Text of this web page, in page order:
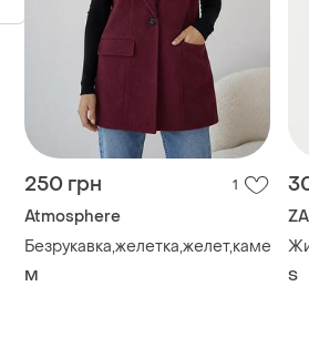
250 грн 1
Atmosphere
M S